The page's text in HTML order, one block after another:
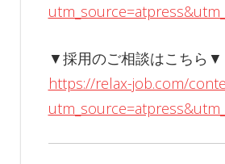
▼採用のご相談はこちら▼
https://relax-job.com/